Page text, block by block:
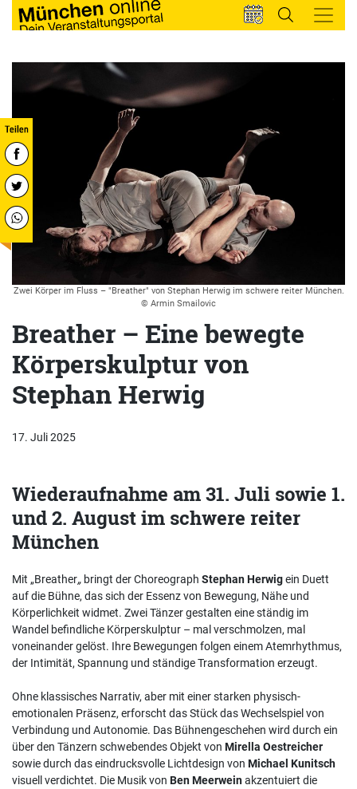
Zwei Körper im Fluss – "Breather" von Stephan Herwig im schwere reiter München.
© Armin Smailovic
Breather – Eine bewegte
Körperskulptur von
Stephan Herwig
17. Juli 2025
Wiederaufnahme am 31. Juli sowie 1.
und 2. August im schwere reiter
München
Mit „Breather„ bringt der Choreograph Stephan Herwigein Duett
auf die Bühne, das sich der Essenz von Bewegung, Nähe und
Körperlichkeit widmet. Zwei Tänzer gestalten eine ständig im
Wandel befindliche Körperskulptur – mal verschmolzen, mal
voneinander gelöst. Ihre Bewegungen folgen einem Atemrhythmus,
der Intimität, Spannung und ständige Transformation erzeugt.
Ohne klassisches Narrativ, aber mit einer starken physisch-
emotionalen Präsenz, erforscht das Stück das Wechselspiel von
Verbindung und Autonomie. Das Bühnengeschehen wird durch ein
über den Tänzern schwebendes Objekt von Mirella Oestreicher
sowie durch das eindrucksvolle Lichtdesign von Michael Kunitsch
visuell verdichtet. Die Musik von Ben Meerweinakzentuiert die